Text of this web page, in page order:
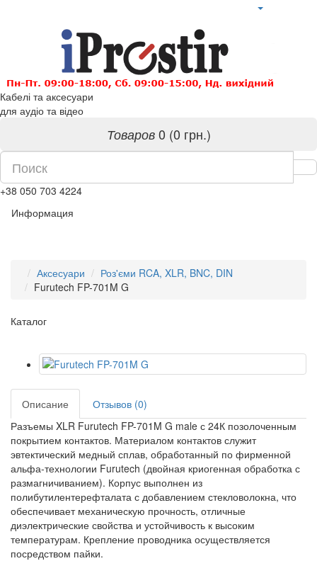
Кабелі та аксесуари
для аудіо та відео
Товаров0 (0 грн.)
+38 050 703 4224
Информация
Аксесуари
Роз'єми RCA, XLR, BNC, DIN
Furutech FP-701M G
Каталог
Описание
Отзывов (0)
Разъемы XLR Furutech FP-701M G male с 24К позолоченным
покрытием контактов. Материалом контактов служит
эвтектический медный сплав, обработанный по фирменной
альфа-технологии Furutech (двойная криогенная обработка с
размагничиванием). Корпус выполнен из
полибутилентерефталата с добавлением стекловолокна, что
обеспечивает механическую прочность, отличные
диэлектрические свойства и устойчивость к высоким
температурам. Крепление проводника осуществляется
посредством пайки.